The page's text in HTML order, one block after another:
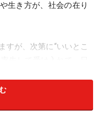
生き方が、社会の在り
すが、次第に“いいとこ